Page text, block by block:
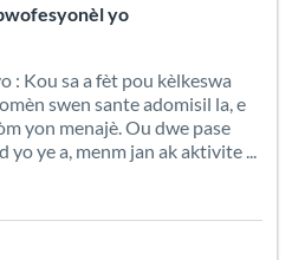
yo
: Kou sa a fèt pou kèlkeswa
swen sante adomisil la, e
yon menajè. Ou dwe pase
ye a, menm jan ak aktivite ...